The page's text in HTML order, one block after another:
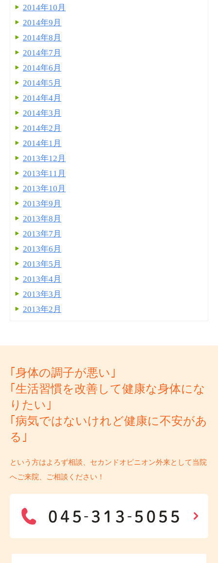
2014年10月
2014年9月
2014年8月
2014年7月
2014年6月
2014年5月
2014年4月
2014年3月
2014年2月
2014年1月
2013年12月
2013年11月
2013年10月
2013年9月
2013年8月
2013年7月
2013年6月
2013年5月
2013年4月
2013年3月
2013年2月
｢身体の調子が悪い｣
｢生活習慣を改善して健康な身体にな
りたい｣
｢病気ではないけれど健康に不安があ
る｣
という方はよろず相談、セカンドオピニオン外来として当院
へご来院、ご相談ください！